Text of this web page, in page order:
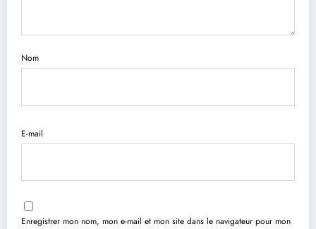
Nom
E-mail
Enregistrer mon nom, mon e-mail et mon site dans le navigateur pour mon